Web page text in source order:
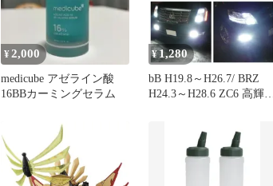
¥2,000
medicube アゼライン酸
16BBカーミングセラム
¥1,280
bB H19.8～H26.7/ BRZ
H24.3～H28.6 ZC6 高輝度
連 純白 車検対応 ポン付